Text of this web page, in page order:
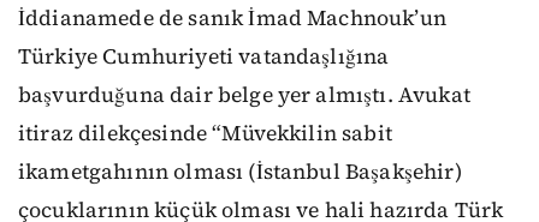
İddianamede de sanık İmad Machnouk’un
Türkiye Cumhuriyeti vatandaşlığına
başvurduğuna dair belge yer almıştı. Avukat
itiraz dilekçesinde “Müvekkilin sabit
ikametgahının olması (İstanbul Başakşehir)
çocuklarının küçük olması ve hali hazırda Türk